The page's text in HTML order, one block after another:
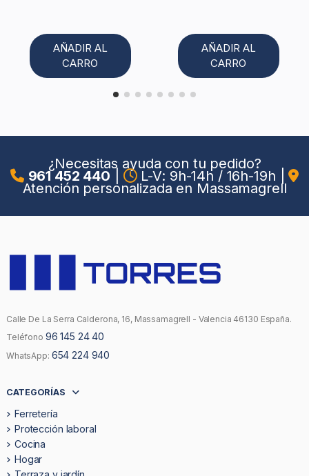
AÑADIR AL
CARRO
AÑADIR AL
CARRO
¿Necesitas ayuda con tu pedido?
961 452 440 L-V: 9h-14h / 16h-19h
Atención personalizada en Massamagrell
Calle De La Serra Calderona, 16, Massamagrell - Valencia 46130 España.
Teléfono 96 145 24 40
WhatsApp: 654 224 940
CATEGORÍAS
Ferretería
Protección laboral
Cocina
Hogar